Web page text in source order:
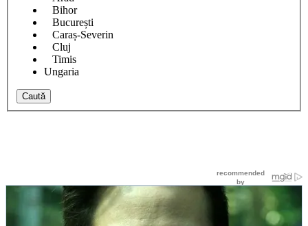
Bihor
București
Caraș-Severin
Cluj
Timis
Ungaria
Caută